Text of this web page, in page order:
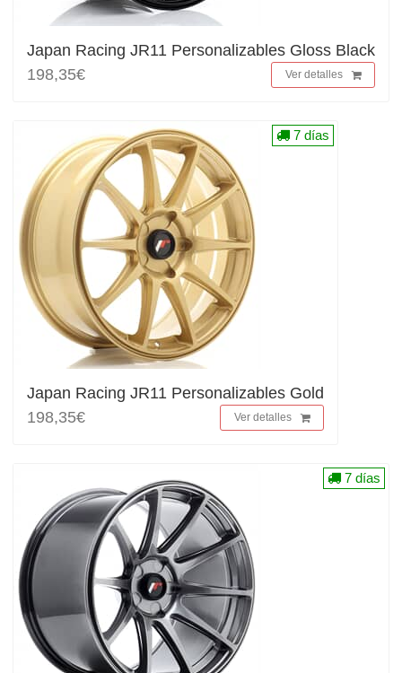
Japan Racing JR11 Personalizables Gloss Black
198,35€
Ver detalles
Japan Racing JR11 Personalizables Gold
198,35€
Ver detalles
7 días
7 días